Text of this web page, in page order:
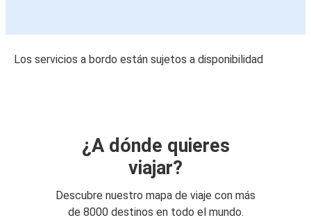
Los servicios a bordo están sujetos a disponibilidad
¿A dónde quieres
viajar?
Descubre nuestro mapa de viaje con más
de 8000 destinos en todo el mundo.